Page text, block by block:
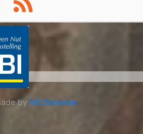
by MCSteketee